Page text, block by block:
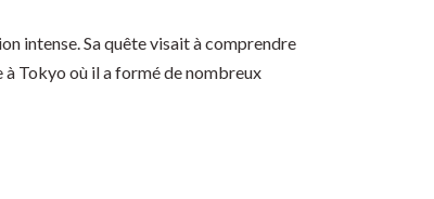
intense. Sa quête visait à comprendre
Tokyo où il a formé de nombreux